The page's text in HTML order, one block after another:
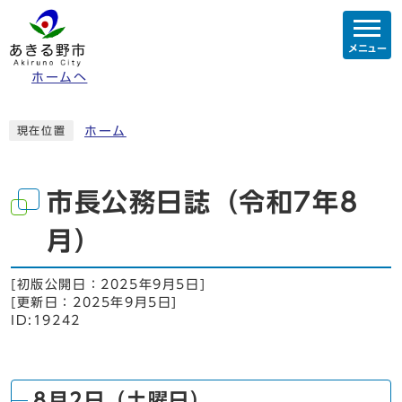
ホームへ
メニュー
現在位置 ホーム
市長公務日誌（令和7年8
月）
[初版公開日： 2025年9月5日
[更新日： 2025年9月5日
ID:19242